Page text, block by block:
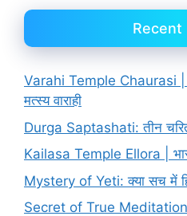
Recent
Varahi Temple Chaurasi |
मत्स्य वाराही
Durga Saptashati: तीन
Kailasa Temple Ellora |
Mystery of Yeti: क्या सच में
Secret of True Meditation: